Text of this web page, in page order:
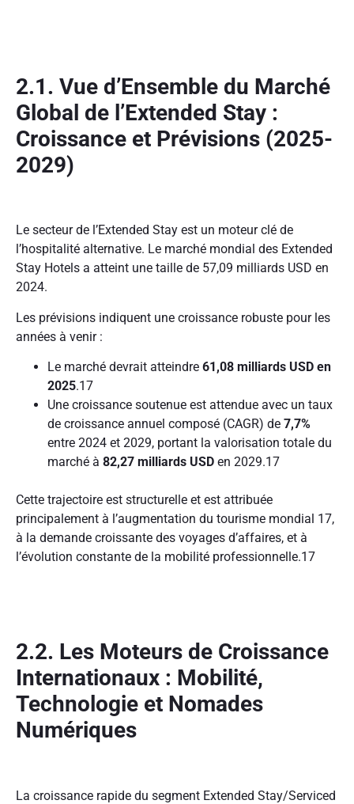
2.1. Vue d’Ensemble du Marché
Global de l’Extended Stay :
Croissance et Prévisions (2025-
2029)
Le secteur de l’Extended Stay est un moteur clé de
l’hospitalité alternative. Le marché mondial des Extended
Stay Hotels a atteint une taille de 57,09 milliards USD en
2024.
Les prévisions indiquent une croissance robuste pour les
années à venir :
Le marché devrait atteindre 61,08 milliards USD en
2025.17
Une croissance soutenue est attendue avec un taux
de croissance annuel composé (CAGR) de 7,7%
entre 2024 et 2029, portant la valorisation totale du
marché à 82,27 milliards USD en 2029.17
Cette trajectoire est structurelle et est attribuée
principalement à l’augmentation du tourisme mondial 17,
à la demande croissante des voyages d’affaires, et à
l’évolution constante de la mobilité professionnelle.17
2.2. Les Moteurs de Croissance
Internationaux : Mobilité,
Technologie et Nomades
Numériques
La croissance rapide du segment Extended Stay/Serviced